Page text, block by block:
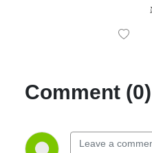
Comment (0)